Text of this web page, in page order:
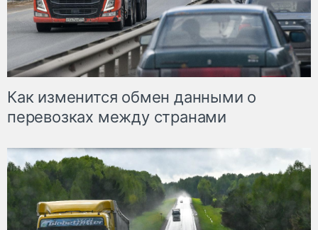
Как изменится обмен данными о
перевозках между странами